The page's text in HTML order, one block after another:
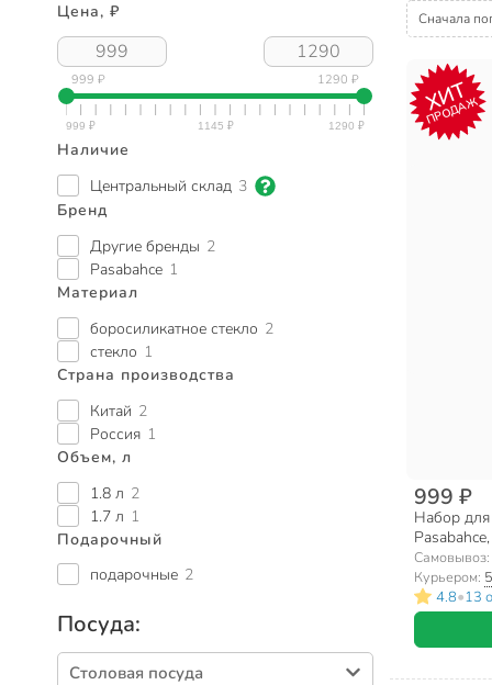
Цена, ₽
999 ₽ 1290 ₽
Наличие
Центральный склад 3
Бренд
Другие бренды 2
Pasabahce 1
Материал
боросиликатное стекло 2
стекло 1
Страна производства
Китай 2
Россия 1
Объем, л
1.8 л 2
1.7 л 1
Подарочный
подарочные 2
Посуда:
Столовая посуда
Сначала
ХИТ
ПРОДАЖ
999 ₽
Набор для
Самовывоз:
Курьером:
4.8•13